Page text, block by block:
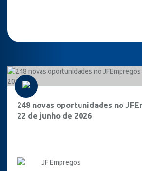
248 novas oportunidades no
22 de junho de 2026
JF Empregos